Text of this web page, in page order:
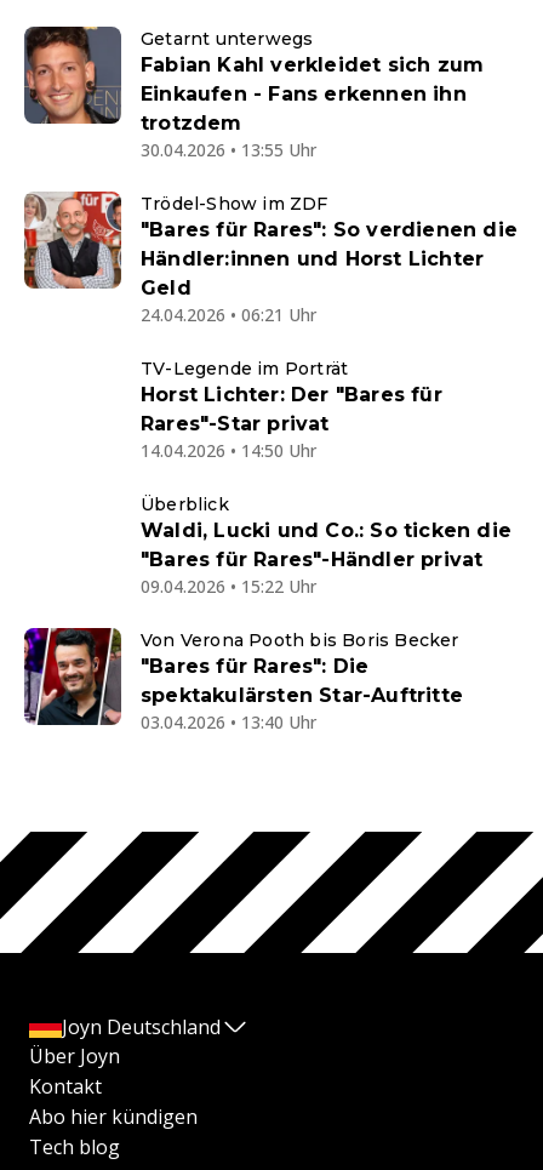
Getarnt unterwegs
Fabian Kahl verkleidet sich zum
Einkaufen - Fans erkennen ihn
trotzdem
30.04.2026 • 13:55 Uhr
Trödel-Show im ZDF
"Bares für Rares": So verdienen die
Händler:innen und Horst Lichter
Geld
24.04.2026 • 06:21 Uhr
TV-Legende im Porträt
Horst Lichter: Der "Bares für
Rares"-Star privat
14.04.2026 • 14:50 Uhr
Überblick
Waldi, Lucki und Co.: So ticken die
"Bares für Rares"-Händler privat
09.04.2026 • 15:22 Uhr
Von Verona Pooth bis Boris Becker
"Bares für Rares": Die
spektakulärsten Star-Auftritte
03.04.2026 • 13:40 Uhr
Joyn Deutschland
Über Joyn
Kontakt
Abo hier kündigen
Tech blog